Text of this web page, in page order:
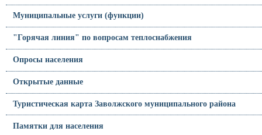
Муниципальные услуги (функции)
"Горячая линия" по вопросам теплоснабжения
Опросы населения
Открытые данные
Туристическая карта Заволжского муниципального района
Памятки для населения